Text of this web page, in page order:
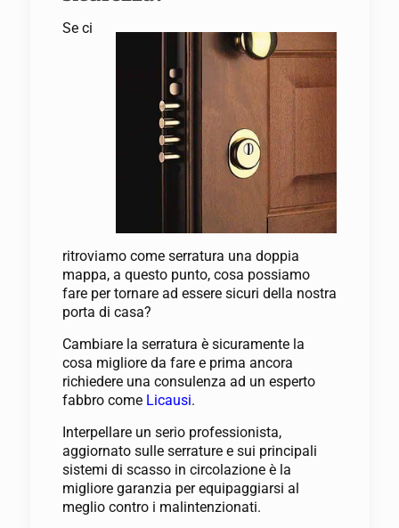
Se ci
ritroviamo come serratura una doppia
mappa, a questo punto, cosa possiamo
fare per tornare ad essere sicuri della nostra
porta di casa?
Cambiare la serratura è sicuramente la
cosa migliore da fare e prima ancora
richiedere una consulenza ad un esperto
fabbro come Licausi.
Interpellare un serio professionista,
aggiornato sulle serrature e sui principali
sistemi di scasso in circolazione è la
migliore garanzia per equipaggiarsi al
meglio contro i malintenzionati.